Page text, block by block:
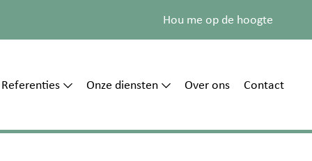
Hou me op de hoogte
Referenties Onze diensten Over ons Contact